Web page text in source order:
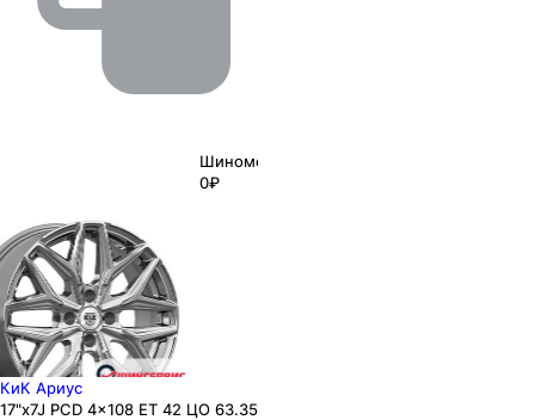
Шиномонтаж
0₽
КиК Ариус
17"x7J PCD 4x108 ЕТ 42 ЦО 63.35